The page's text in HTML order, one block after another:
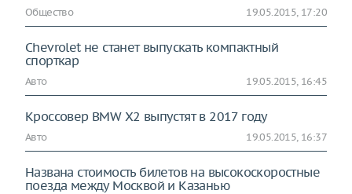
Общество 19.05.2015, 17:20
Chevrolet не станет выпускать компактный
спорткар
Авто 19.05.2015, 16:45
Кроссовер BMW X2 выпустят в 2017 году
Авто 19.05.2015, 16:37
Названа стоимость билетов на высокоскоростные
поезда между Москвой и Казанью